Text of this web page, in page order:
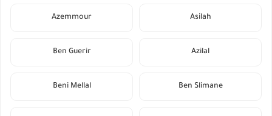
Asilah
Azemmour
Azilal
Ben Guerir
Ben Slimane
Beni Mellal